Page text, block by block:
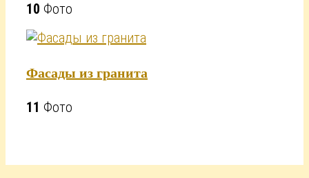
10 Фото
Фасады из гранита
11 Фото